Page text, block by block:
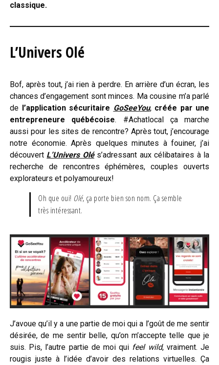
classique.
L’Univers Olé
Bof, après tout, j’ai rien à perdre. En arrière d’un écran, les
chances d’engagement sont minces. Ma cousine m’a parlé
de l’application sécuritaire GoSeeYou, créée par une
entrepreneure québécoise. #Achatlocal ça marche
aussi pour les sites de rencontre? Après tout, j’encourage
notre économie. Après quelques minutes à fouiner, j’ai
découvert L’Univers Olés’adressant aux célibataires à la
recherche de rencontres éphémères, couples ouverts
explorateurs et polyamoureux!
Oh que oui! Olé, ça porte bien son nom. Ça semble
très intéressant.
J’avoue qu’il y a une partie de moi qui a l’goût de me sentir
désirée, de me sentir belle, qu’on m’accepte telle que je
suis. Pis, l’autre partie de moi qui feel wild, vraiment. Je
rougis juste à l’idée d’avoir des relations virtuelles. Ça